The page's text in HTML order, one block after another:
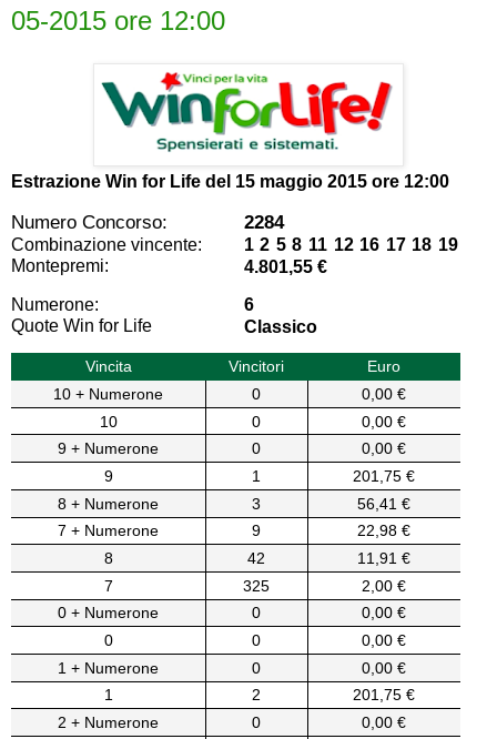
05-2015 ore 12:00
Estrazione Win for Life del 15 maggio 2015 ore 12:00
Numero Concorso: 2284
Combinazione vincente:
1 2 5 8 11 12 16 17 18 19
Montepremi:
4.801,55 €
Numerone:
6
Quote Win for Life
Classico
Vincita Vincitori
Euro
10 + Numerone
0
0,00 €
10
0
0,00 €
9 + Numerone
0
0,00 €
9
1
201,75 €
8 + Numerone
3
56,41 €
7 + Numerone
9
22,98 €
8
42
11,91 €
7
325
2,00 €
0 + Numerone
0
0,00 €
0
0
0,00 €
1 + Numerone
0
0,00 €
1
2
201,75 €
2 + Numerone
0
0,00 €